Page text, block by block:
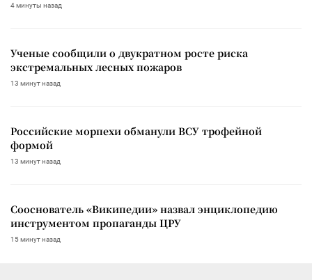
4 минуты назад
Ученые сообщили о двукратном росте риска
экстремальных лесных пожаров
13 минут назад
Российские морпехи обманули ВСУ трофейной
формой
13 минут назад
Сооснователь «Википедии» назвал энциклопедию
инструментом пропаганды ЦРУ
15 минут назад